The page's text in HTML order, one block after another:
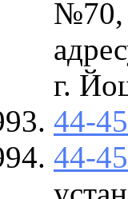
№70,
г.
44-
44-